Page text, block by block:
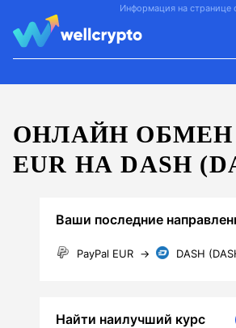
Информация на странице
ОНЛАЙН ОБМЕН
EUR НА DASH
Ваши последние
PayPal EUR → DASH
Найти наилучший курс